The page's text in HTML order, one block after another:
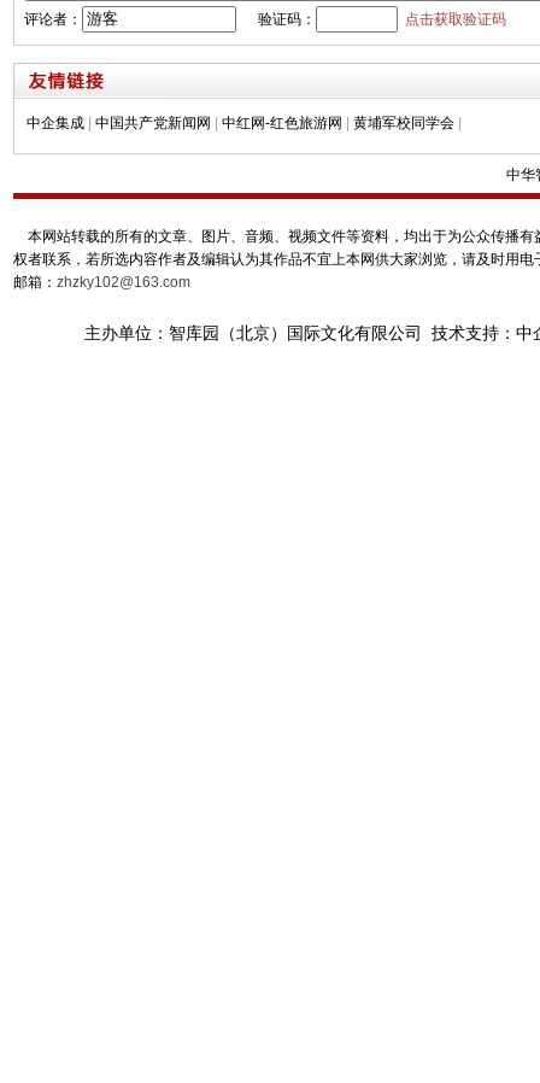
评论者： 验证码： 点击获取验证码
中企集成 中国共产党新闻网 中红网-红色旅游网 黄埔军校同学会
中华
本网站转载的所有的文章、图片、音频、视频文件等资料，均出于为公众传播
权者联系，若所选内容作者及编辑认为其作品不宜上本网供大家浏览，请及时用
邮箱： zhzky102@163.com
主办单位：智库园（北京）国际文化有限公司 技术支持：